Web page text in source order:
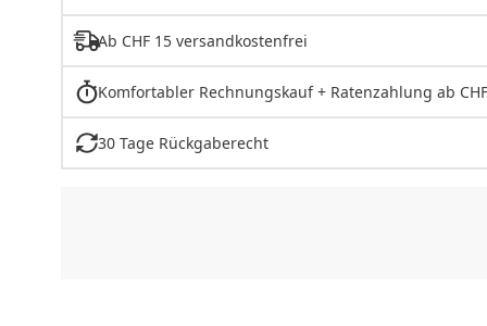
Ab CHF 15 versandkostenfrei
Komfortabler Rechnungskauf + Ratenzahlung ab
30 Tage Rückgaberecht